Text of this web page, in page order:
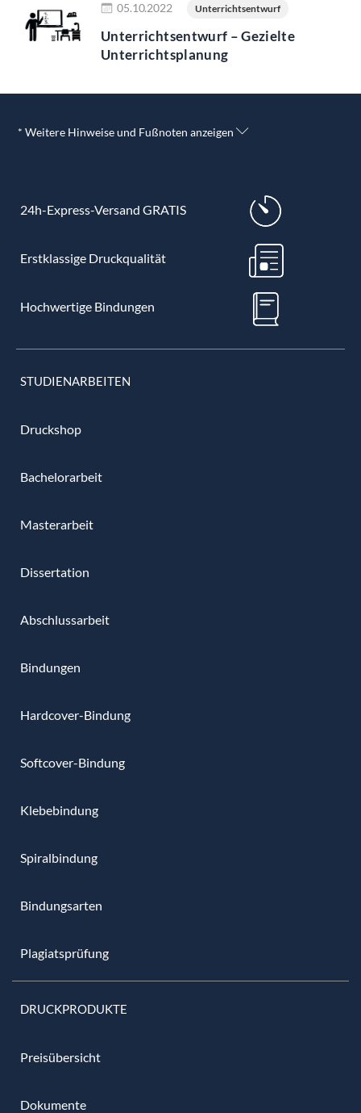
05.10.2022 Unterrichtsentwurf
Unterrichtsentwurf – Gezielte
Unterrichtsplanung
* Weitere Hinweise und Fußnoten anzeigen
24h-Express-Versand GRATIS
Erstklassige Druckqualität
Hochwertige Bindungen
STUDIENARBEITEN
Druckshop
Bachelorarbeit
Masterarbeit
Dissertation
Abschlussarbeit
Bindungen
Hardcover-Bindung
Softcover-Bindung
Klebebindung
Spiralbindung
Bindungsarten
Plagiatsprüfung
DRUCKPRODUKTE
Preisübersicht
Dokumente